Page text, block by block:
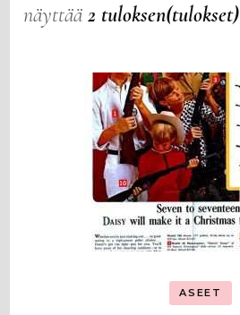
näyttää2 tuloksen(tulokset)
ASEET